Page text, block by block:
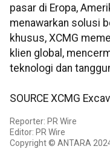
pasar di Eropa,
menawarkan solusi
khusus, XCMG
klien global,
teknologi dan
SOURCE XCMG
Reporter: PR Wire
Editor: PR Wire
Copyright © ANTARA